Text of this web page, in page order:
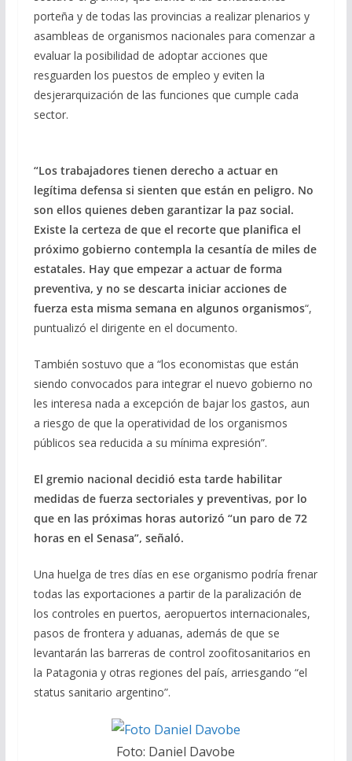
porteña y de todas las provincias a realizar plenarios y
asambleas de organismos nacionales para comenzar a
evaluar la posibilidad de adoptar acciones que
resguarden los puestos de empleo y eviten la
desjerarquización de las funciones que cumple cada
sector.
“Los trabajadores tienen derecho a actuar en
legítima defensa si sienten que están en peligro. No
son ellos quienes deben garantizar la paz social.
Existe la certeza de que el recorte que planifica el
próximo gobierno contempla la cesantía de miles de
estatales. Hay que empezar a actuar de forma
preventiva, y no se descarta iniciar acciones de
fuerza esta misma semana en algunos organismos“,
puntualizó el dirigente en el documento.
También sostuvo que a “los economistas que están
siendo convocados para integrar el nuevo gobierno no
les interesa nada a excepción de bajar los gastos, aun
a riesgo de que la operatividad de los organismos
públicos sea reducida a su mínima expresión”.
El gremio nacional decidió esta tarde habilitar
medidas de fuerza sectoriales y preventivas, por lo
que en las próximas horas autorizó “un paro de 72
horas en el Senasa”, señaló.
Una huelga de tres días en ese organismo podría frenar
todas las exportaciones a partir de la paralización de
los controles en puertos, aeropuertos internacionales,
pasos de frontera y aduanas, además de que se
levantarán las barreras de control zoofitosanitarios en
la Patagonia y otras regiones del país, arriesgando “el
status sanitario argentino”.
Foto: Daniel Davobe